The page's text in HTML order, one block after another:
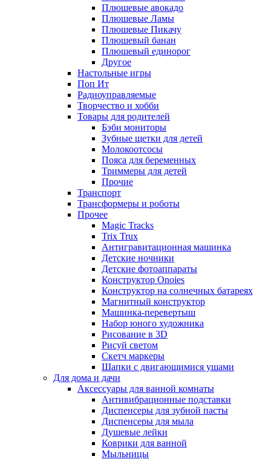
Плюшевые авокадо
Плюшевые Ламы
Плюшевые Пикачу
Плюшевый банан
Плюшевый единорог
Другое
Настольные игры
Поп Ит
Радиоуправляемые
Творчество и хобби
Товары для родителей
Бэби мониторы
Зубные щетки для детей
Молокоотсосы
Пояса для беременных
Триммеры для детей
Прочие
Транспорт
Трансформеры и роботы
Прочее
Magic Tracks
Trix Trux
Антигравитационная машинка
Детские ночники
Детские фотоаппараты
Конструктор Onoies
Конструктор на солнечных батареях
Магнитный конструктор
Машинка-перевертыш
Набор юного художника
Рисование в 3D
Рисуй светом
Скетч маркеры
Шапки с двигающимися ушами
Для дома и дачи
Аксессуары для ванной комнаты
Антивибрационные подставки
Диспенсеры для зубной пасты
Диспенсеры для мыла
Душевые лейки
Коврики для ванной
Мыльницы